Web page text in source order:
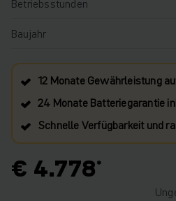
Betriebsstunden
Baujahr
12 Monate Gewährleistung
24 Monate Batteriegarantie
Schnelle Verfügbarkeit und
€ 4.778